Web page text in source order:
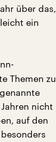
über das,
ein
Themen zu
nicht
auf den